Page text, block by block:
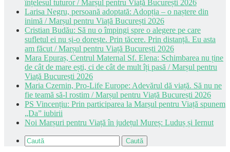
înțelesul tuturor / Marșul pentru Viață București 2026
Larisa Negru, persoană adoptată: Adopția – o naștere din
inimă / Marșul pentru Viață București 2026
Cristian Budău: Să nu o împingi spre o alegere pe care
sufletul ei nu și-o dorește. Prin tăcere. Prin distanță. Eu asta
am făcut / Marșul pentru Viață București 2026
Mara Epuraș, Centrul Maternal Sf. Elena: Schimbarea nu ține
de cât de mare ești, ci de cât de mult îți pasă / Marșul pentru
Viață București 2026
Maria Czernin, Pro-Life Europe: Adevărul dă viață. Să nu ne
fie teamă să-l rostim / Marșul pentru Viață București 2026
PS Vincențiu: Prin participarea la Marșul pentru Viață spunem
„Da” iubirii
Noi Marșuri pentru Viață în județul Mureș: Luduș și Iernut
Caută